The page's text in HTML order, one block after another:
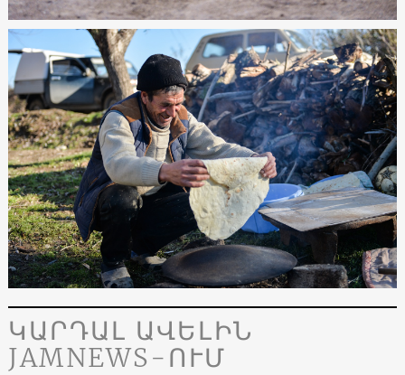
ԿԱՐԴԱԼ ԱՎԵԼԻՆ
JAMNEWS-ՈՒՄ